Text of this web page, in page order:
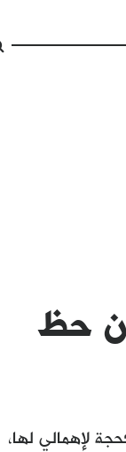
حظ
لإهمالي لها،